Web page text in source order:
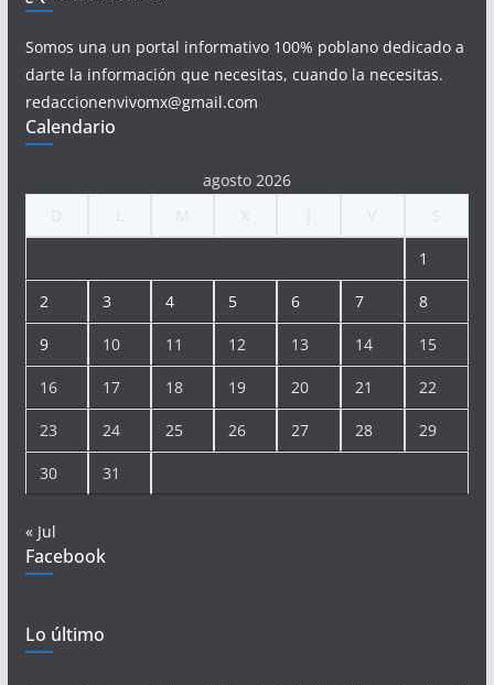
Somos una un portal informativo 100% poblano dedicado a
darte la información que necesitas, cuando la necesitas.
redaccionenvivomx@gmail.com
Calendario
agosto 2026
1
2 3 4 5 6 7 8
9 10 11 12 13 14 15
16 17 18 19 20 21 22
23 24 25 26 27 28 29
30 31
« Jul
Facebook
Lo último